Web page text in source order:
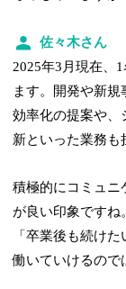
佐々木さん
2025年3月現在、
ます。開発や新
効率化の提案や、
新といった業務も
積極的にコミュニ
が良い印象ですね
「卒業後も続け
働いていけるので